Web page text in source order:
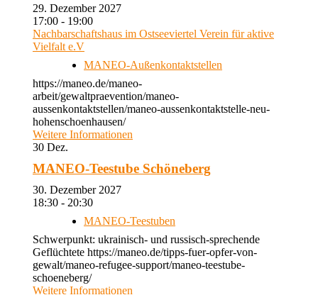
29. Dezember 2027
17:00 - 19:00
Nachbarschaftshaus im Ostseeviertel Verein für aktive
Vielfalt e.V
MANEO-Außenkontaktstellen
https://maneo.de/maneo-
arbeit/gewaltpraevention/maneo-
aussenkontaktstellen/maneo-aussenkontaktstelle-neu-
hohenschoenhausen/
Weitere Informationen
30 Dez.
MANEO-Teestube Schöneberg
30. Dezember 2027
18:30 - 20:30
MANEO-Teestuben
Schwerpunkt: ukrainisch- und russisch-sprechende
Geflüchtete https://maneo.de/tipps-fuer-opfer-von-
gewalt/maneo-refugee-support/maneo-teestube-
schoeneberg/
Weitere Informationen